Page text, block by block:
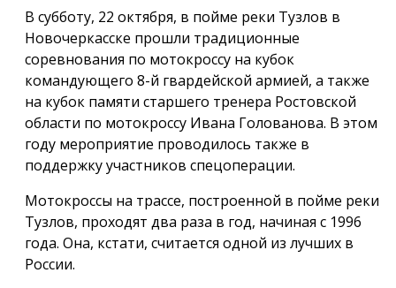
В субботу, 22 октября, в пойме реки Тузлов в
Новочеркасске прошли традиционные
соревнования по мотокроссу на кубок
командующего 8-й гвардейской армией, а также
на кубок памяти старшего тренера Ростовской
области по мотокроссу Ивана Голованова. В этом
году мероприятие проводилось также в
поддержку участников спецоперации.
Мотокроссы на трассе, построенной в пойме реки
Тузлов, проходят два раза в год, начиная с 1996
года. Она, кстати, считается одной из лучших в
России.